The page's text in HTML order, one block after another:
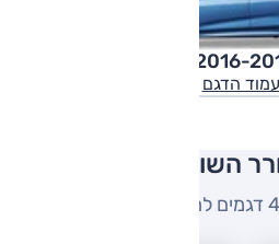
2016-
הדגם